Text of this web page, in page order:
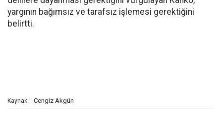
yargının bağımsız ve tarafsız işlemesi gerektiğini
belirtti.
Kaynak: Cengiz Akgün